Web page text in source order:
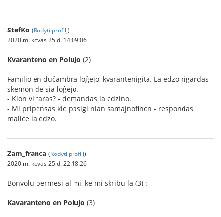
StefKo (Rodyti profilį)
2020 m. kovas 25 d. 14:09:06
Kvaranteno en Polujo (2)
Familio en duĉambra loĝejo, kvarantenigita. La edzo rigardas
skemon de sia loĝejo.
- Kion vi faras? - demandas la edzino.
- Mi pripensas kie pasigi nian samajnofinon - respondas
malice la edzo.
Zam_franca (Rodyti profilį)
2020 m. kovas 25 d. 22:18:26
Bonvolu permesi al mi, ke mi skribu la (3) :
Kavaranteno en Polujo (3)